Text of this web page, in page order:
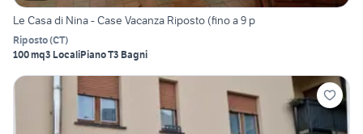
Le Casa di Nina - Case Vacanza Riposto (fino a 9 p
Riposto(CT)
100 mq3 LocaliPiano T3 Bagni